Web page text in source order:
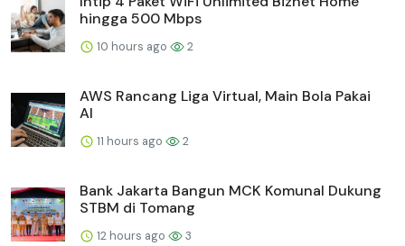
hingga 500 Mbps
10 hours ago 2
AWS Rancang Liga Virtual, Main Bola Pakai
AI
11 hours ago 2
Bank Jakarta Bangun MCK Komunal Dukung
STBM di Tomang
12 hours ago 3